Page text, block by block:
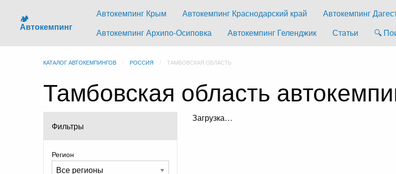
🏕️
Автокемпинг
Автокемпинг Крым Автокемпинг Краснодарский край Автокемпинг
Автокемпинг Архипо-Осиповка
Автокемпинг Геленджик Статьи 🔍
КАТАЛОГ АВТОКЕМПИНГОВ РОССИЯ ТАМБОВСКАЯ ОБЛАСТЬ
Тамбовская область
Фильтры
Регион
Загрузка…